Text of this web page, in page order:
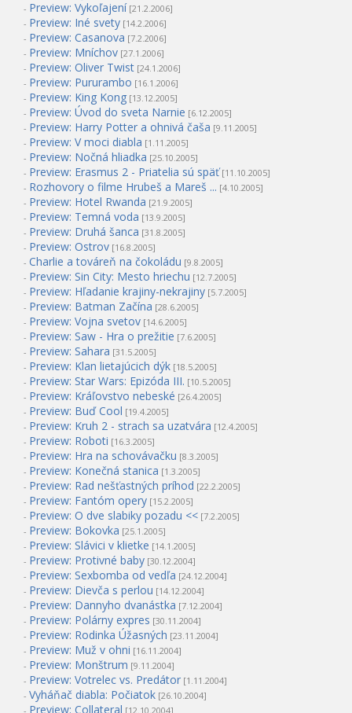
- Preview: Vykoľajení[21.2.2006]
- Preview: Iné svety [14.2.2006]
- Preview: Casanova [7.2.2006]
- Preview: Mníchov [27.1.2006]
- Preview: Oliver Twist [24.1.2006]
- Preview: Pururambo [16.1.2006]
- Preview: King Kong [13.12.2005]
- Preview: Úvod do sveta Narnie [6.12.2005]
- Preview: Harry Potter a ohnivá čaša [9.11.2005]
- Preview: V moci diabla [1.11.2005]
- Preview: Nočná hliadka [25.10.2005]
- Preview: Erasmus 2 - Priatelia sú späť[11.10.2005]
- Rozhovory o filme Hrubeš a Mareš ... [4.10.2005]
- Preview: Hotel Rwanda [21.9.2005]
- Preview: Temná voda [13.9.2005]
- Preview: Druhá šanca [31.8.2005]
- Preview: Ostrov [16.8.2005]
- Charlie a továreň na čokoládu [9.8.2005]
- Preview: Sin City: Mesto hriechu [12.7.2005]
- Preview: Hľadanie krajiny-nekrajiny [5.7.2005]
- Preview: Batman Začína [28.6.2005]
- Preview: Vojna svetov [14.6.2005]
- Preview: Saw - Hra o prežitie [7.6.2005]
- Preview: Sahara [31.5.2005]
- Preview: Klan lietajúcich dýk [18.5.2005]
- Preview: Star Wars: Epizóda III. [10.5.2005]
- Preview: Kráľovstvo nebeské [26.4.2005]
- Preview: Buď Cool [19.4.2005]
- Preview: Kruh 2 - strach sa uzatvára [12.4.2005]
- Preview: Roboti [16.3.2005]
- Preview: Hra na schovávačku [8.3.2005]
- Preview: Konečná stanica [1.3.2005]
- Preview: Rad nešťastných príhod [22.2.2005]
- Preview: Fantóm opery [15.2.2005]
- Preview: O dve slabiky pozadu << [7.2.2005]
- Preview: Bokovka [25.1.2005]
- Preview: Slávici v klietke [14.1.2005]
- Preview: Protivné baby [30.12.2004]
- Preview: Sexbomba od vedľa [24.12.2004]
- Preview: Dievča s perlou [14.12.2004]
- Preview: Dannyho dvanástka [7.12.2004]
- Preview: Polárny expres [30.11.2004]
- Preview: Rodinka Úžasných [23.11.2004]
- Preview: Muž v ohni [16.11.2004]
- Preview: Monštrum [9.11.2004]
- Preview: Votrelec vs. Predátor [1.11.2004]
- Vyháňač diabla: Počiatok [26.10.2004]
- Preview: Collateral [12.10.2004]